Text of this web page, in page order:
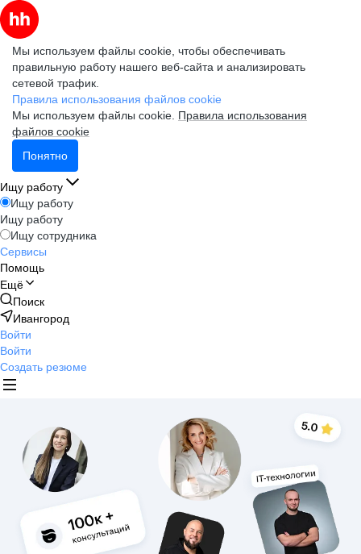
Мы используем файлы cookie, чтобы обеспечивать
правильную работу нашего веб-сайта и анализировать
сетевой трафик.
Правила использования файлов cookie
Мы используем файлы cookie. Правила использования
файлов cookie
Понятно
Ищу работу
Ищу работу
Ищу работу
Ищу сотрудника
Сервисы
Помощь
Ещё
Поиск
Ивангород
Войти
Войти
Создать резюме